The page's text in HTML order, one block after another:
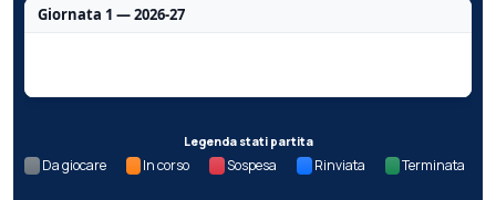
Giornata 1 — 2026-27
Legenda stati partita
Da giocare In corso Sospesa Rinviata Terminata